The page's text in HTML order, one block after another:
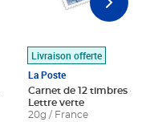
Livraison offerte
La Poste
Carnet de 12 timbres - Le
Lettre verte
20g / France